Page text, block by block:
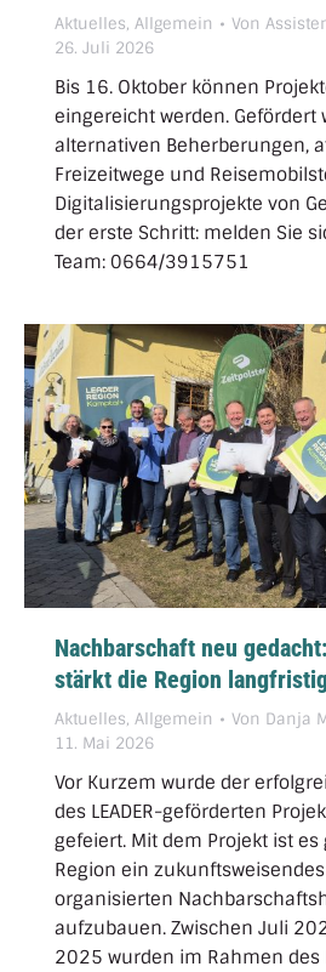
Aktuelles, Allgemein Von
26. Juli 2026
Bis 16. Oktober können
eingereicht werden. Gefördert
alternativen Beherberungen,
Freizeitwege und
Digitalisierungsprojekte von
der erste Schritt: melden Sie
Team: 0664/3915751
Nachbarschaft neu
stärkt die Region
Aktuelles, Allgemein Von Danja
11. Mai 2026
Vor Kurzem wurde der
des LEADER-geförderten
gefeiert. Mit dem Projekt ist
Region ein
organisierten
aufzubauen. Zwischen Juli
2025 wurden im Rahmen des